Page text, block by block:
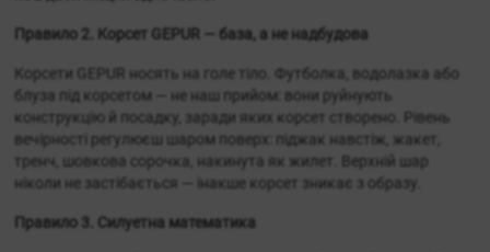
Правило 2. Корсет GEPUR — база, а не надбудова
Корсети GEPUR носять на голе тіло. Футболка, водолазка або
блуза під корсетом — не наш прийом: вони руйнують
конструкцію й посадку, заради яких корсет створено. Рівень
вечірності регулюєш шаром поверх: піджак навстіж, жакет,
тренч, шовкова сорочка, накинута як жилет. Верхній шар
ніколи не застібається — інакше корсет зникає з образу.
Правило 3. Силуетна математика